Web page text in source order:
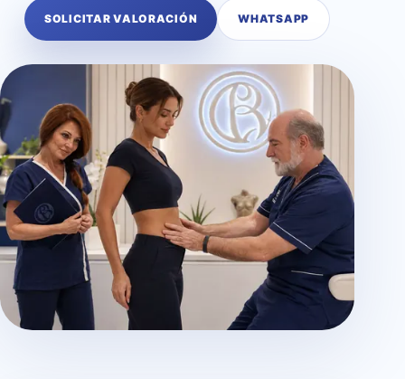
SOLICITAR VALORACIÓN WHATSAPP